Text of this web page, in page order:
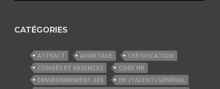
CATÉGORIES
ATTRACT AVANTAGE
CERTIFICATION
CONGÉS ET ABSENCES
CORE HR
ENVIRONNEMENT 365
HR (TALENT) GÉNÉRAL